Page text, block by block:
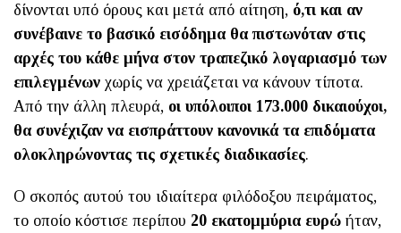
δίνονται υπό όρους και μετά από αίτηση, ό,τι και αν
συνέβαινε το βασικό εισόδημα θα πιστωνόταν στις
αρχές του κάθε μήνα στον τραπεζικό λογαριασμό των
επιλεγμένων χωρίς να χρειάζεται να κάνουν τίποτα.
Από την άλλη πλευρά, οι υπόλοιποι 173.000 δικαιούχοι,
θα συνέχιζαν να εισπράττουν κανονικά τα επιδόματα
ολοκληρώνοντας τις σχετικές διαδικασίες.
Ο σκοπός αυτού του ιδιαίτερα φιλόδοξου πειράματος,
το οποίο κόστισε περίπου 20 εκατομμύρια ευρώ ήταν,